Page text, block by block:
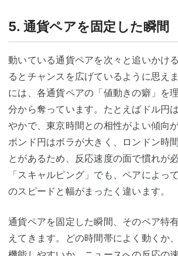
5. 通貨ペアを固定した瞬間
動いている通貨ペアを次々と追いかけ
るとチャンスを広げているように思え
には、各通貨ペアの「値動きの癖」を
分から奪っています。たとえばドル円
やかで、東京時間との相性がよい傾向
ポンド円はボラが大きく、ロンドン時
とがあるため、反応速度の面で慣れが
「スキャルピング」でも、ペアによっ
のスピードと幅がまったく違います。
通貨ペアを固定した瞬間、そのペア特
えてきます。どの時間帯によく動くか